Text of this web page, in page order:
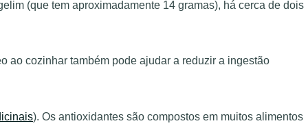
(que tem aproximadamente 14 gramas), há cerca de dois
ao cozinhar também pode ajudar a reduzir a ingestão
). Os antioxidantes são compostos em muitos alimentos